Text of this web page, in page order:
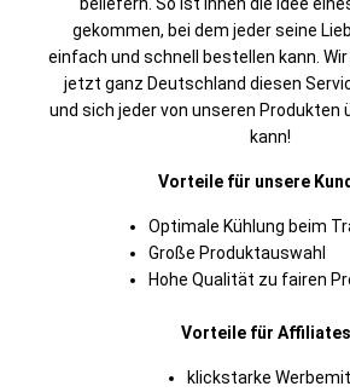
gekommen, bei dem jeder seine
einfach und schnell bestellen kann.
jetzt ganz Deutschland diesen
und sich jeder von unseren Produkten
kann!
Vorteile für unsere
Optimale Kühlung beim
Große Produktauswahl
Hohe Qualität zu fairen
Vorteile für
klickstarke